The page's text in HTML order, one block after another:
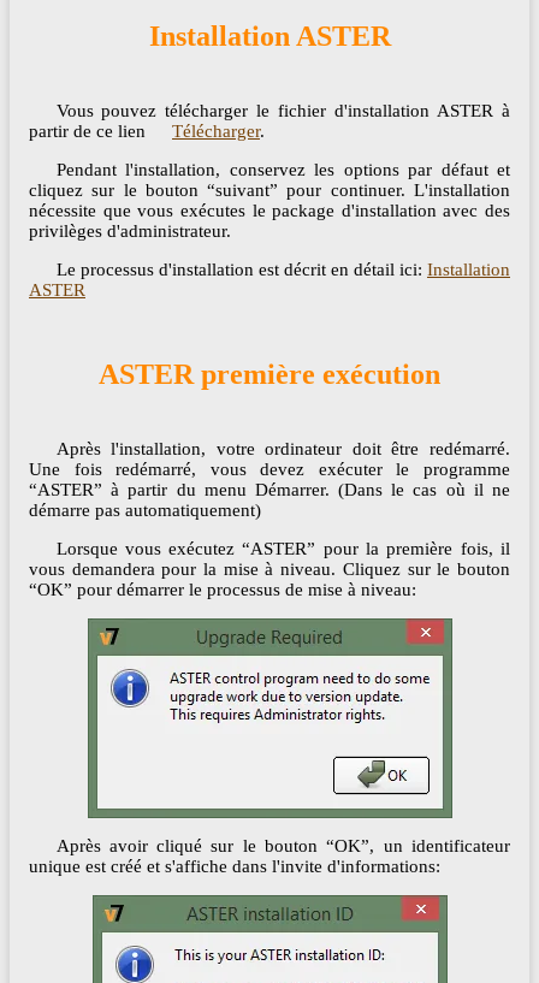
Installation ASTER
Vous pouvez télécharger le fichier d'installation ASTER à
partir de ce lien
Télécharger.
Pendant l'installation, conservez les options par défaut et
cliquez sur le bouton “suivant” pour continuer. L'installation
nécessite que vous exécutes le package d'installation avec des
privilèges d'administrateur.
Le processus d'installation est décrit en détail ici: Installation
ASTER
ASTER première exécution
Après l'installation, votre ordinateur doit être redémarré.
Une fois redémarré, vous devez exécuter le programme
“ASTER” à partir du menu Démarrer. (Dans le cas où il ne
démarre pas automatiquement)
Lorsque vous exécutez “ASTER” pour la première fois, il
vous demandera pour la mise à niveau. Cliquez sur le bouton
“OK” pour démarrer le processus de mise à niveau:
Après avoir cliqué sur le bouton “OK”, un identificateur
unique est créé et s'affiche dans l'invite d'informations: